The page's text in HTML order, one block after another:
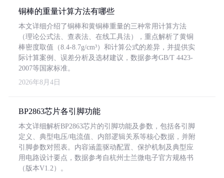
铜棒的重量计算方法有哪些
本文详细介绍了铜棒和黄铜棒重量的三种常用计算方法
（理论公式法、查表法、在线工具法），重点解析了黄铜
棒密度取值（8.4-8.7g/cm³）和计算公式的差异，并提供实
际计算案例、误差分析及选材建议，数据参考GB/T 4423-
2007等国家标准。
2026年8月4日
BP2863芯片各引脚功能
本文详细解析BP2863芯片的引脚功能及参数，包括各引脚
定义、典型电压/电流值、内部逻辑关系等核心数据，并附
引脚参数对照表。内容涵盖驱动配置、保护机制及典型应
用电路设计要点，数据参考自杭州士兰微电子官方规格书
（版本V1.2）。